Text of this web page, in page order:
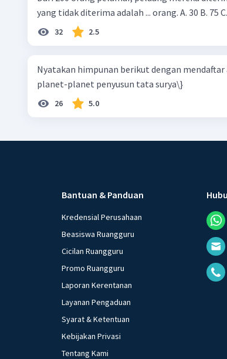
yang tidak diterima adalah ... orang. A. 30 B. 75
32 2.5
Nyatakan himpunan berikut dengan
planet-planet penyusun tata surya\}
26 5.0
Bantuan & Panduan
Kredensial Perusahaan
Beasiswa Ruangguru
Cicilan Ruangguru
Promo Ruangguru
Laporan Kerentanan
Layanan Pengaduan
Syarat & Ketentuan
Kebijakan Privasi
Tentang Kami